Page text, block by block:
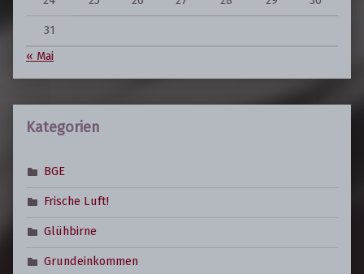
31
« Mai
Kategorien
BGE
Frische Luft!
Glühbirne
Grundeinkommen